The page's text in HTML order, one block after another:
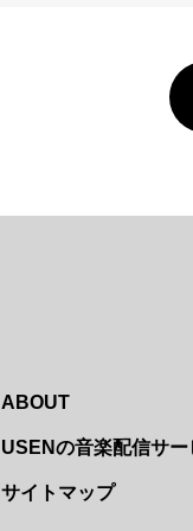
ABOUT
USENの音楽配信サ
サイトマップ